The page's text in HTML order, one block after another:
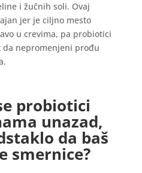
i žučnih soli. Ovaj
jer je ciljno mesto
u crevima, pa probiotici
nepromenjeni prođu
probiotici
unazad,
da baš
smernice?